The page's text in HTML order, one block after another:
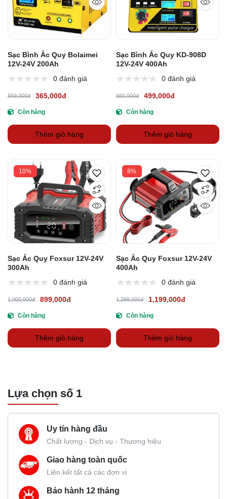
Sạc Bình Ắc Quy Bolaimei
12V-24V 200Ah
0 đánh giá
559,000đ 365,000đ
Còn hàng
Thêm giỏ hàng
Sạc Bình Ắc Quy KD-908D
12V-24V 400Ah
0 đánh giá
650,000đ 499,000đ
Còn hàng
Thêm giỏ hàng
10%
Sạc Ắc Quy Foxsur 12V-24V
300Ah
0 đánh giá
1,000,000đ 899,000đ
Còn hàng
Thêm giỏ hàng
8%
Sạc Ắc Quy Foxsur 12V-24V
400Ah
0 đánh giá
1,299,000đ 1,199,000đ
Còn hàng
Thêm giỏ hàng
Lựa chọn số 1
Uy tín hàng đầu
Chất lượng - Dịch vụ - Thương hiệu
Giao hàng toàn quốc
Liên kết tất cả các đơn vị
Bảo hành 12 tháng